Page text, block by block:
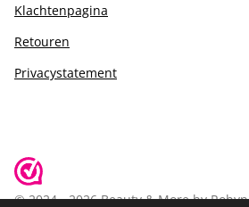
Klachtenpagina
Retouren
Privacystatement
© 2024 - 2026 Beauty & More by Robyn